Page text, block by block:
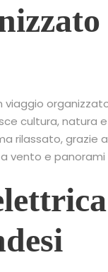
viaggio
cultura, natura
rilassato, grazie
vento e panorami